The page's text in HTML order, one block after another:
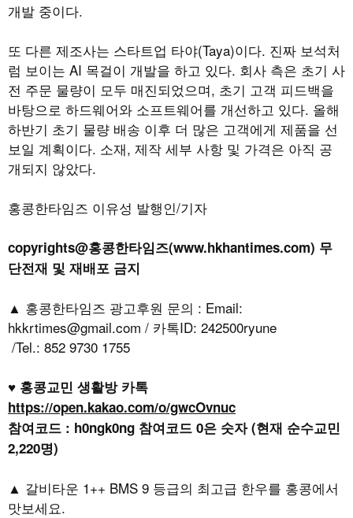
개발 중이다.
또 다른 제조사는 스타트업 타야(Taya)이다. 진짜 보석처
럼 보이는 AI 목걸이 개발을 하고 있다. 회사 측은 초기 사
전 주문 물량이 모두 매진되었으며, 초기 고객 피드백을
바탕으로 하드웨어와 소프트웨어를 개선하고 있다. 올해
하반기 초기 물량 배송 이후 더 많은 고객에게 제품을 선
보일 계획이다. 소재, 제작 세부 사항 및 가격은 아직 공
개되지 않았다.
홍콩한타임즈 이유성 발행인/기자
copyrights@홍콩한타임즈(www.hkhantimes.com) 무
단전재 및 재배포 금지
▲ 홍콩한타임즈 광고후원 문의 : Email:
hkkrtimes@gmail.com / 카톡ID: 242500ryune
/Tel.: 852 9730 1755
♥ 홍콩교민 생활방 카톡
https://open.kakao.com/o/gwcOvnuc
참여코드 : h0ngk0ng 참여코드 0은 숫자 (현재 순수교민
2,220명)
▲ 갈비타운 1++ BMS 9 등급의 최고급 한우를 홍콩에서
맛보세요.